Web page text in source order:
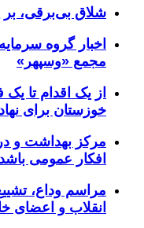
شلاق‌ بی‌برقی، بر
مجمع «وسپهر»
از یک اقدام تا یک
خوزستان برای
مرکز بهداشت و
افکار عمومی باشد
مراسم وداع،
انقلاب و اعضای